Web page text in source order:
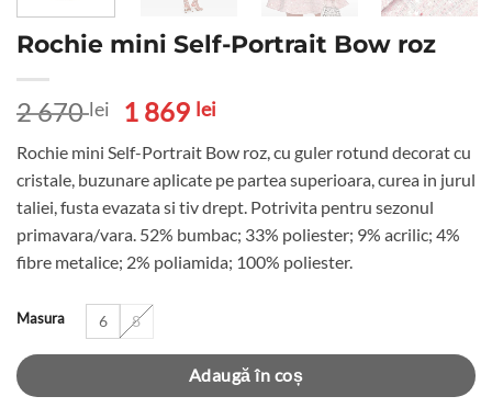
Rochie mini Self-Portrait Bow roz
2 670lei
Prețul
a
fost:
2
670 lei.
1 869 leiPrețul
este:
1
869 lei.
Rochie mini Self-Portrait Bow roz, cu guler rotund decorat cu
cristale, buzunare aplicate pe partea superioara, curea in jurul
taliei, fusta evazata si tiv drept. Potrivita pentru sezonul
primavara/vara. 52% bumbac; 33% poliester; 9% acrilic; 4%
fibre metalice; 2% poliamida; 100% poliester.
Masura 6 8
Adaugă în coș